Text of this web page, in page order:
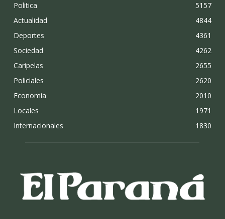
Politica
5157
Actualidad
4844
Deportes
4361
Sociedad
4262
Caripelas
2655
Policiales
2620
Economia
2010
Locales
1971
Internacionales
1830